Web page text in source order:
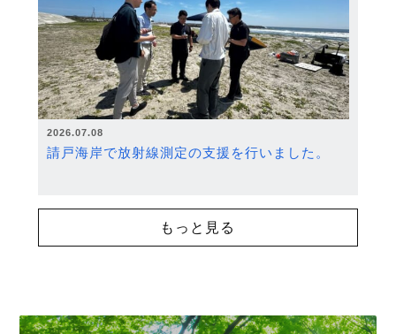
2026.07.08
請戸海岸で放射線測定の支援を行いました。
もっと見る